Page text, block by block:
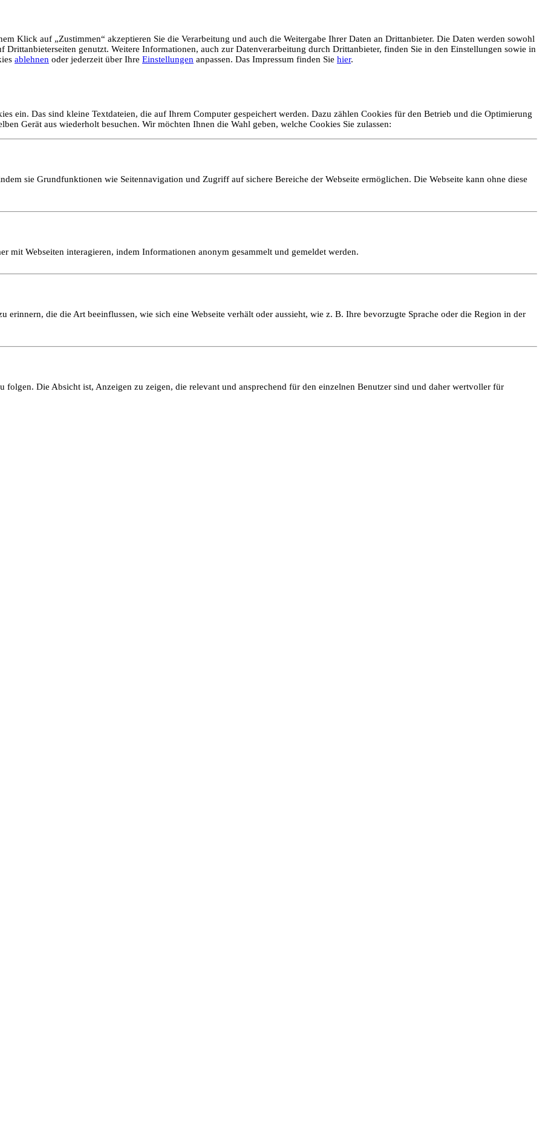
Klick auf „Zustimmen“ akzeptieren Sie die Verarbeitung und auch die Weitergabe Ihrer Daten an Drittanbieter. Die Daten werden sowohl
genutzt. Weitere Informationen, auch zur Datenverarbeitung durch Drittanbieter, finden Sie in den Einstellungen sowie in
ablehnen oder jederzeit über Ihre Einstellungen anpassen. Das Impressum finden Sie hier.
ein. Das sind kleine Textdateien, die auf Ihrem Computer gespeichert werden. Dazu zählen Cookies für den Betrieb und die Optimierung
Gerät aus wiederholt besuchen. Wir möchten Ihnen die Wahl geben, welche Cookies Sie zulassen:
sie Grundfunktionen wie Seitennavigation und Zugriff auf sichere Bereiche der Webseite ermöglichen. Die Webseite kann ohne diese
mit Webseiten interagieren, indem Informationen anonym gesammelt und gemeldet werden.
erinnern, die die Art beeinflussen, wie sich eine Webseite verhält oder aussieht, wie z. B. Ihre bevorzugte Sprache oder die Region in der
folgen. Die Absicht ist, Anzeigen zu zeigen, die relevant und ansprechend für den einzelnen Benutzer sind und daher wertvoller für